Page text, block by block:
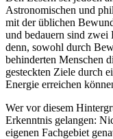
Astronomischen und
mit der üblichen
und bedauern sind zwei
denn, sowohl durch
behinderten Menschen
gesteckten Ziele durch
Energie erreichen
Wer vor diesem
Erkenntnis gelangen:
eigenen Fachgebiet